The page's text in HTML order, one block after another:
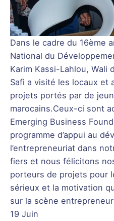
Dans le cadre du 16ème
National du
Karim Kassi-Lahlou, Wali
Safi a visité les locaux et
projets portés par de
marocains.Ceux-ci sont
Emerging Business
programme d’appui au
l’entrepreneuriat dans
fiers et nous félicitons
porteurs de projets pour
sérieux et la motivation
sur la scène
19 Juin